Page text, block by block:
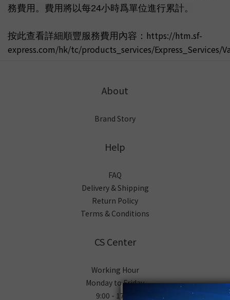
務費用。費用將以每24小時爲單位進行累計。
按此查看詳細順豐服務費用內容： https://htm.sf-
express.com/hk/tc/products_services/Express_Services/
About
Brand Story
Help
FAQ
Delivery & Shipping
Return Policy
Terms & Conditions
CS Center
Working Hour
Monday to Friday
9:00 - 17:00